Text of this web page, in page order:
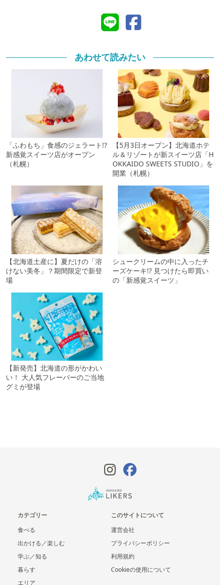
あわせて読みたい
「ふわもち」食感のジェラート!?
新感覚スイーツ店がオープン
（札幌）
【5月3日オープン】北海道ホテ
ル＆リゾートが新スイーツ店「H
OKKAIDO SWEETS STUDIO」を
開業（札幌）
【北海道土産に】夏だけの「溶
けない美冬」？期間限定で新登
場
シュークリームの中に入ったチ
ーズケーキ!? 見つけたら即買い
の「新感覚スイーツ」
【新発売】北海道の形がかわい
い！ 大人気フレーバーのご当地
グミが登場
カテゴリー
食べる
出かける／楽しむ
学ぶ／知る
暮らす
エリア
このサイトについて
運営会社
プライバシーポリシー
利用規約
Cookieの使用について